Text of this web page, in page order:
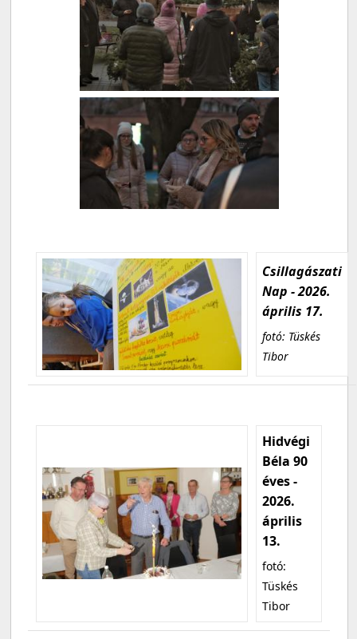
Csillagászati
Nap - 2026.
április 17.
fotó: Tüskés
Tibor
Hidvégi
Béla 90
éves -
2026.
április
13.
fotó:
Tüskés
Tibor